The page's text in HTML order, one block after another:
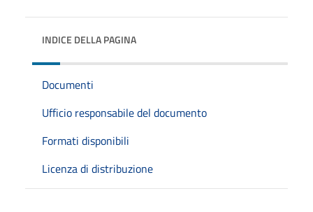
INDICE DELLA PAGINA
Documenti
Ufficio responsabile del documento
Formati disponibili
Licenza di distribuzione